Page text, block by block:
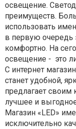
освещение.
преимуществ.
использовать
в первую очередь
комфортно. На
освещение - это
С интернет
станет удобной,
предлагает своим
лучшее и
Магазин «LED»
исключительно